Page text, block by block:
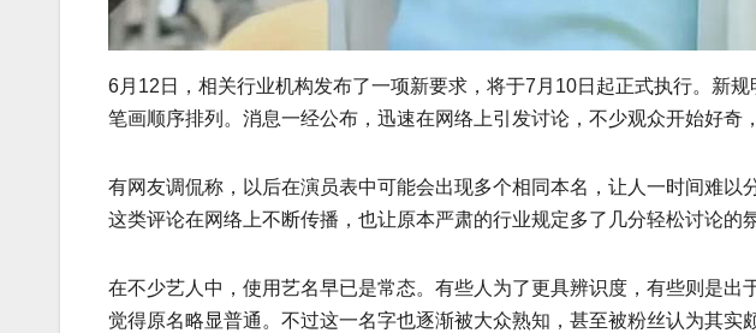
6月12日，相关行业机构发布了一项新要求，将于7月10日起正式执行。新
笔画顺序排列。消息一经公布，迅速在网络上引发讨论，不少观众开始好奇
有网友调侃称，以后在演员表中可能会出现多个相同本名，让人一时间难
这类评论在网络上不断传播，也让原本严肃的行业规定多了几分轻松讨论的
在不少艺人中，使用艺名早已是常态。有些人为了更具辨识度，有些则是
觉得原名略显普通。不过这一名字也逐渐被大众熟知，甚至被粉丝认为其实